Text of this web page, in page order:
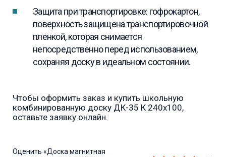
Защита при транспортировке: гофрокартон,
поверхность защищена транспортировочной
пленкой, которая снимается
непосредственно перед использованием,
сохраняя доску в идеальном состоянии.
Чтобы оформить заказ и купить школьную
комбинированную доску ДК-35 К 240х100,
оставьте заявку онлайн.
Оценить «Доска магнитная